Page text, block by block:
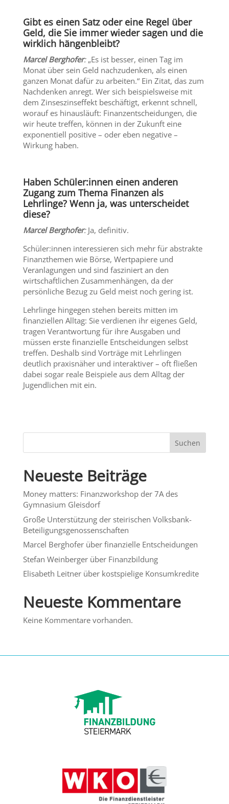
Gibt es einen Satz oder eine Regel über
Geld, die Sie immer wieder sagen und die
wirklich hängenbleibt?
Marcel Berghofer: „Es ist besser, einen Tag im
Monat über sein Geld nachzudenken, als einen
ganzen Monat dafür zu arbeiten.“ Ein Zitat, das zum
Nachdenken anregt. Wer sich beispielsweise mit
dem Zinseszinseffekt beschäftigt, erkennt schnell,
worauf es hinausläuft: Finanzentscheidungen, die
wir heute treffen, können in der Zukunft eine
exponentiell positive – oder eben negative –
Wirkung haben.
Haben Schüler:innen einen anderen
Zugang zum Thema Finanzen als
Lehrlinge? Wenn ja, was unterscheidet
diese?
Marcel Berghofer: Ja, definitiv.
Schüler:innen interessieren sich mehr für abstrakte
Finanzthemen wie Börse, Wertpapiere und
Veranlagungen und sind fasziniert an den
wirtschaftlichen Zusammenhängen, da der
persönliche Bezug zu Geld meist noch gering ist.
Lehrlinge hingegen stehen bereits mitten im
finanziellen Alltag: Sie verdienen ihr eigenes Geld,
tragen Verantwortung für ihre Ausgaben und
müssen erste finanzielle Entscheidungen selbst
treffen. Deshalb sind Vorträge mit Lehrlingen
deutlich praxisnäher und interaktiver – oft fließen
dabei sogar reale Beispiele aus dem Alltag der
Jugendlichen mit ein.
Suchen
Neueste Beiträge
Money matters: Finanzworkshop der 7A des
Gymnasium Gleisdorf
Große Unterstützung der steirischen Volksbank-
Beteiligungsgenossenschaften
Marcel Berghofer über finanzielle Entscheidungen
Stefan Weinberger über Finanzbildung
Elisabeth Leitner über kostspielige Konsumkredite
Neueste Kommentare
Keine Kommentare vorhanden.